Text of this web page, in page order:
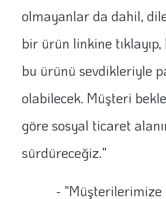
olmayanlar da dahil,
bir ürün linkine
bu ürünü sevdikleriyle
olabilecek. Müşteri
göre sosyal ticaret
sürdüreceğiz."
- "Müşterilerimize